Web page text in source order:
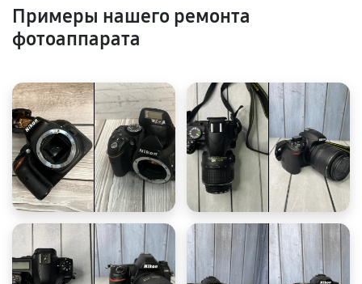
Примеры нашего ремонта
фотоаппарата